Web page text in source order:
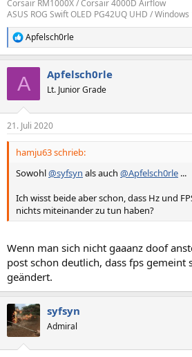
Corsair RM1000X / Corsair 4000D Airflow
ASUS ROG Swift OLED PG42UQ UHD /
R
e
e
n
Apfelsch0rle
A Apfelsch0rle
Lt. Junior Grade
21. Juli 2020
hamju63 schrieb:
Sowohl@syfsyn als auch @Apfelsch0rle ...
Ich wisst beide aber schon, dass Hz und
nichts miteinander zu tun haben?
Wenn man sich nicht gaaanz doof
post schon deutlich, dass fps gemeint
geändert.
syfsyn
Admiral